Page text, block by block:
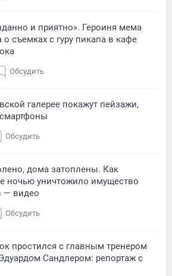
и приятно». Героиня мема
съемках с гуру пикапа в кафе
Обсудить
галерее покажут пейзажи,
Обсудить
дома затоплены. Как
ночью уничтожило имущество
— видео
Обсудить
простился с главным тренером
Сандлером: репортаж с